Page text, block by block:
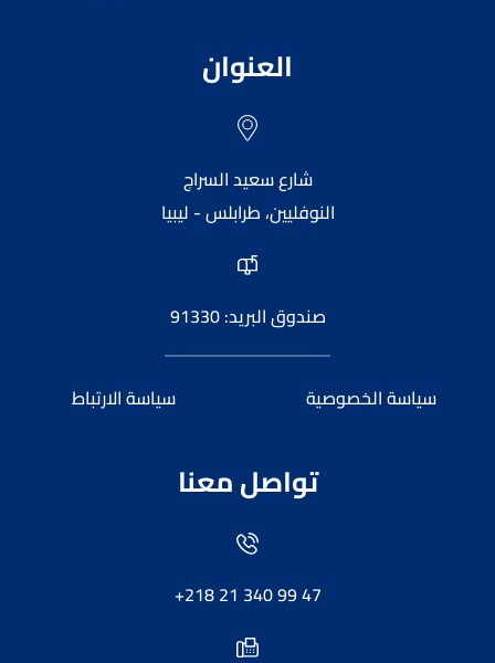
العنوان
شارع سعيد السراج
النوفليين، طرابلس - ليبيا
صندوق البريد: 91330
سياسة الخصوصية سياسة الارتباط
تواصل معنا
+218 21 340 99 47